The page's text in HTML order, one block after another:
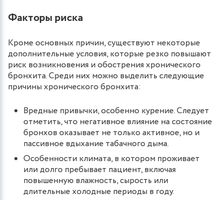
Факторы риска
Кроме основных причин, существуют некоторые
дополнительные условия, которые резко повышают
риск возникновения и обострения хронического
бронхита. Среди них можно выделить следующие
причины хронического бронхита:
Вредные привычки, особенно курение. Следует
отметить, что негативное влияние на состояние
бронхов оказывает не только активное, но и
пассивное вдыхание табачного дыма.
Особенности климата, в котором проживает
или долго пребывает пациент, включая
повышенную влажность, сырость или
длительные холодные периоды в году.